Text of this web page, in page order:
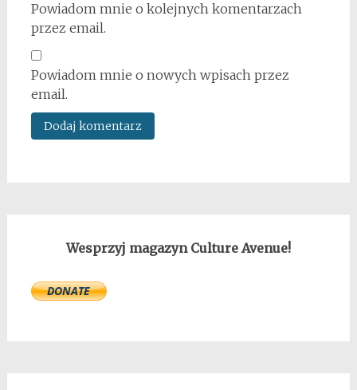
Powiadom mnie o kolejnych komentarzach
przez email.
Powiadom mnie o nowych wpisach przez
email.
Wesprzyj magazyn Culture Avenue!